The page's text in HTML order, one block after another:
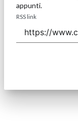
appunti.
RSS link